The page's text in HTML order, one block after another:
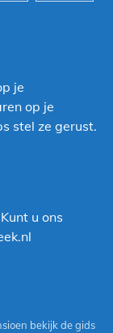
je
op je
stel ze gerust.
u ons
bekijk de gids